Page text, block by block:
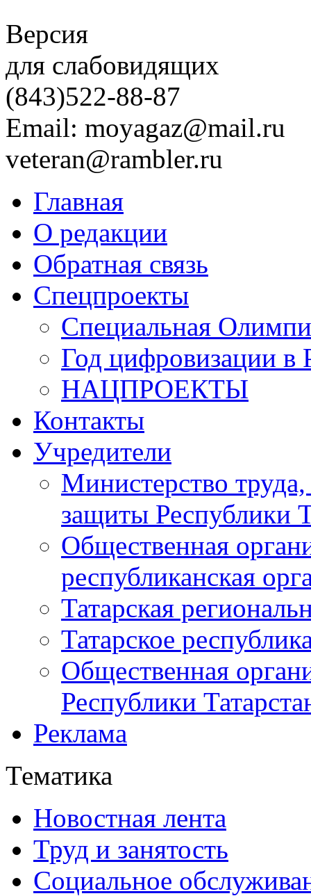
Версия
для слабовидящих
(843)522-88-87
Email: moyagaz@mail.ru
veteran@rambler.ru
Главная
О редакции
Обратная связь
Спецпроекты
Специальная
Год цифровизации в
НАЦПРОЕКТЫ
Контакты
Учредители
Министерство
защиты Республики
Общественная
республиканская
Татарская
Татарское
Общественная
Республики
Реклама
Тематика
Новостная лента
Труд и занятость
Социальное